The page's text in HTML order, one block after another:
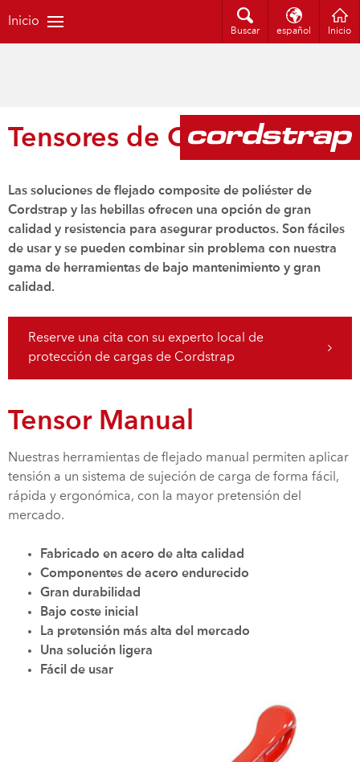
Inicio
Buscar español Inicio
Tensores de Cordstrap
Las soluciones de flejado composite de poliéster de
Cordstrap y las hebillas ofrecen una opción de gran
calidad y resistencia para asegurar productos. Son fáciles
de usar y se pueden combinar sin problema con nuestra
gama de herramientas de bajo mantenimiento y gran
calidad.
Reserve una cita con su experto local de
protección de cargas de Cordstrap
Tensor Manual
Nuestras herramientas de flejado manual permiten aplicar
tensión a un sistema de sujeción de carga de forma fácil,
rápida y ergonómica, con la mayor pretensión del
mercado.
Fabricado en acero de alta calidad
Componentes de acero endurecido
Gran durabilidad
Bajo coste inicial
La pretensión más alta del mercado
Una solución ligera
Fácil de usar